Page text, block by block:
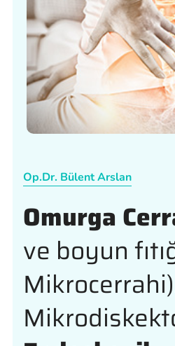
Op.Dr. Bülent Arslan
Omurga
ve boyun